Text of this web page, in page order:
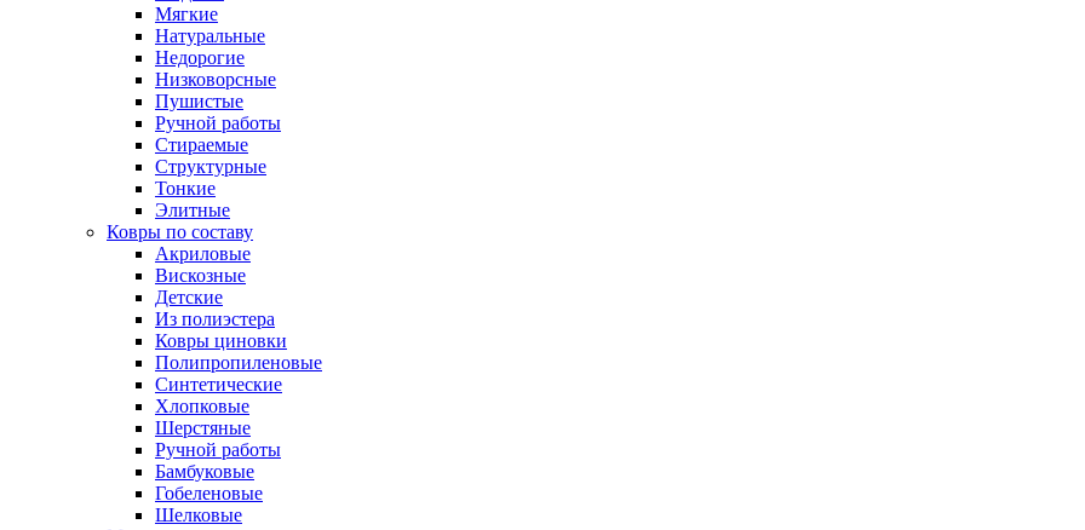
Мягкие
Натуральные
Недорогие
Низковорсные
Пушистые
Ручной работы
Стираемые
Структурные
Тонкие
Элитные
Ковры по составу
Акриловые
Вискозные
Детские
Из полиэстера
Ковры циновки
Полипропиленовые
Синтетические
Хлопковые
Шерстяные
Ручной работы
Бамбуковые
Гобеленовые
Шелковые